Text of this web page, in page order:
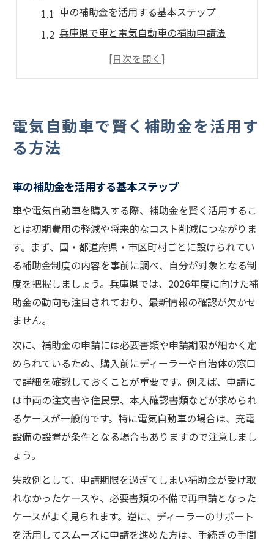
車の補助金を活用する基本ステップ
兵庫県で車と電気自動車の補助申請法
個人向け車補助金を上手に得る秘訣
兵庫県の最新車補助金動向を詳しく解説
兵庫県で車補助金が受けられる条件とは
車の補助金制度が兵庫県で変わる理由
兵庫県の個人向け車補助金の詳細情報
電気自動車を対象とした最新補助金傾向
2026年度EV補助金のポイントを押さえる
車の2026年補助金制度はどう変わる？
EVと車補助金の最新動向を詳しく解説
2026年車補助金の申請で注意すべき点
車選びで押さえたい2026年補助金情報
車選びで損しない補助金申請のコツ
車の補助金申請で失敗しないための方法
電気自動車購入時の賢い車選びガイド
車補助金を最大限活用する選び方の工夫
電気代とガソリン代の違いを徹底比較
車の電気代とガソリン代はどちらが安い？
車の維持費で比較する電気とガソリン
電気自動車で賢く補助金を活用す
る方法
車の補助金を活用する基本ステップ
車や電気自動車を購入する際、補助金を賢く活用するこ
とは初期費用の軽減や将来的なコスト削減につながりま
す。まず、国・都道府県・市区町村ごとに設けられてい
る補助金制度の内容を事前に調べ、自分が対象となる制
度を把握しましょう。兵庫県では、2026年度に向けた補
助金の動向も注目されており、最新情報の確認が欠かせ
ません。
次に、補助金の申請には必要書類や申請期限が細かく定
められているため、購入前にディーラーや自治体の窓口
で詳細を確認しておくことが重要です。例えば、申請に
は車両の注文書や住民票、本人確認書類などが求められ
るケースが一般的です。特に電気自動車の場合は、充電
設備の設置が条件となる場合もありますので注意しまし
ょう。
失敗例として、申請期限を過ぎてしまい補助金が受け取
れなかったケースや、必要書類の不備で再申請となった
ケースがよく見られます。逆に、ディーラーのサポート
を活用してスムーズに申請を進めた方は、手続きの手間